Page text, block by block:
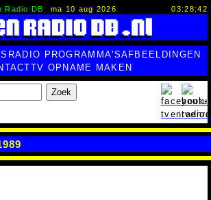
Radio DB ma 10 aug 2026 03:28:43
RADIO PROGRAMMA'SAFBEELDINGEN
TV OPNAME MAKEN
Zoek